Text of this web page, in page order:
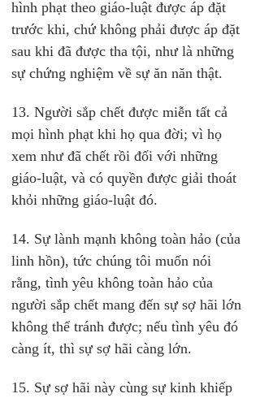
hình phạt theo giáo-luật được áp đặt
trước khi, chứ không phải được áp đặt
sau khi đã được tha tội, như là những
sự chứng nghiệm về sự ăn năn thật.
13. Người sắp chết được miễn tất cả
mọi hình phạt khi họ qua đời; vì họ
xem như đã chết rồi đối với những
giáo-luật, và có quyền được giải thoát
khỏi những giáo-luật đó.
14. Sự lành mạnh không toàn hảo (của
linh hồn), tức chúng tôi muốn nói
rằng, tình yêu không toàn hảo của
người sắp chết mang đến sự sợ hãi lớn
không thể tránh được; nếu tình yêu đó
càng ít, thì sự sợ hãi càng lớn.
15. Sự sợ hãi này cùng sự kinh khiếp